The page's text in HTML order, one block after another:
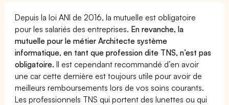
Depuis la loi ANI de 2016, la mutuelle est obligatoire
pour les salariés des entreprises. En revanche, la
mutuelle pour le métier Architecte système
informatique, en tant que profession dite TNS, n’est pas
obligatoire.Il est cependant recommandé d’en avoir
une car cette dernière est toujours utile pour avoir de
meilleurs remboursements lors de vos soins courants.
Les professionnels TNS qui portent des lunettes ou qui